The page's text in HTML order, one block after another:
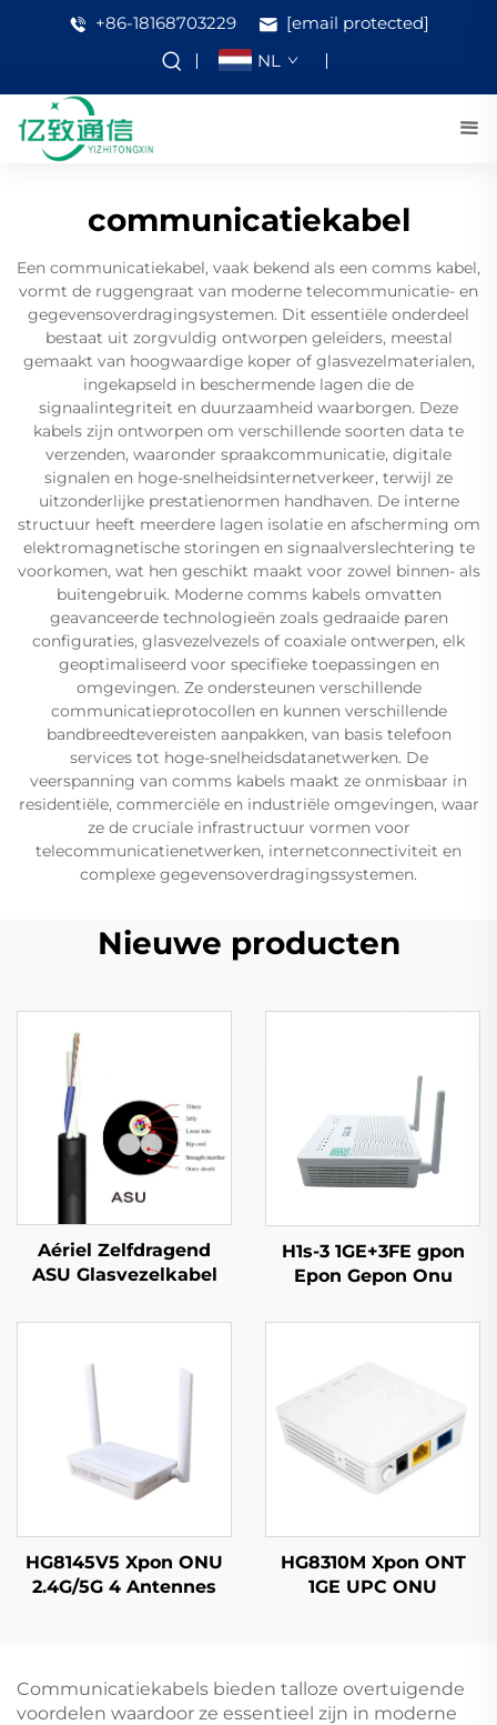
+86-18168703229
[email protected]
NL
communicatiekabel
Een communicatiekabel, vaak bekend als een comms kabel,
vormt de ruggengraat van moderne telecommunicatie- en
gegevensoverdragingsystemen. Dit essentiële onderdeel
bestaat uit zorgvuldig ontworpen geleiders, meestal
gemaakt van hoogwaardige koper of glasvezelmaterialen,
ingekapseld in beschermende lagen die de
signaalintegriteit en duurzaamheid waarborgen. Deze
kabels zijn ontworpen om verschillende soorten data te
verzenden, waaronder spraakcommunicatie, digitale
signalen en hoge-snelheidsinternetverkeer, terwijl ze
uitzonderlijke prestatienormen handhaven. De interne
structuur heeft meerdere lagen isolatie en afscherming om
elektromagnetische storingen en signaalverslechtering te
voorkomen, wat hen geschikt maakt voor zowel binnen- als
buitengebruik. Moderne comms kabels omvatten
geavanceerde technologieën zoals gedraaide paren
configuraties, glasvezelvezels of coaxiale ontwerpen, elk
geoptimaliseerd voor specifieke toepassingen en
omgevingen. Ze ondersteunen verschillende
communicatieprotocollen en kunnen verschillende
bandbreedtevereisten aanpakken, van basis telefoon
services tot hoge-snelheidsdatanetwerken. De
veerspanning van comms kabels maakt ze onmisbaar in
residentiële, commerciële en industriële omgevingen, waar
ze de cruciale infrastructuur vormen voor
telecommunicatienetwerken, internetconnectiviteit en
complexe gegevensoverdragingssystemen.
Nieuwe producten
Aériel Zelfdragend
ASU Glasvezelkabel
H1s-3 1GE+3FE gpon
Epon Gepon Onu
HG8145V5 Xpon ONU
2.4G/5G 4 Antennes
HG8310M Xpon ONT
1GE UPC ONU
Communicatiekabels bieden talloze overtuigende
voordelen waardoor ze essentieel zijn in moderne